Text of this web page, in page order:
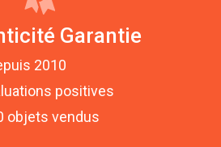
Garantie
2010
positives
objets vendus